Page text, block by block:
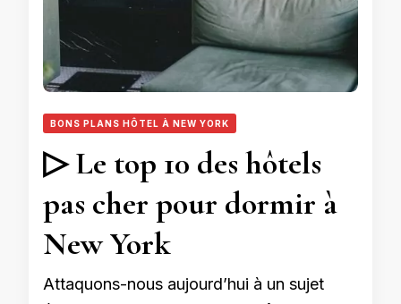
BONS PLANS HÔTEL À NEW YORK
▷ Le top 10 des hôtels
pas cher pour dormir à
New York
Attaquons-nous aujourd’hui à un sujet